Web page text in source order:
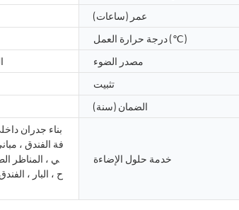
عمر (ساعات)
درجة حرارة العمل (℃)
مصدر الضوء
تثبيت
الضمان (سنة)
بناء جدران
فة الفندق ،
ي ، المناظر
ح ، البار ،
خدمة حلول الإضاءة